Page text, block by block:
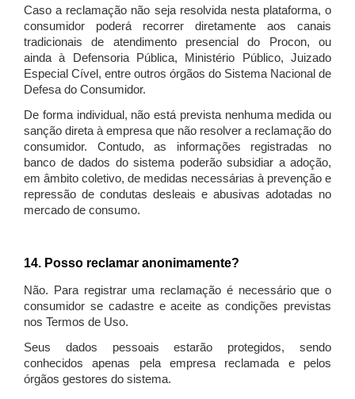
Caso a reclamação não seja resolvida nesta plataforma, o
consumidor poderá recorrer diretamente aos canais
tradicionais de atendimento presencial do Procon, ou
ainda à Defensoria Pública, Ministério Público, Juizado
Especial Cível, entre outros órgãos do Sistema Nacional de
Defesa do Consumidor.
De forma individual, não está prevista nenhuma medida ou
sanção direta à empresa que não resolver a reclamação do
consumidor. Contudo, as informações registradas no
banco de dados do sistema poderão subsidiar a adoção,
em âmbito coletivo, de medidas necessárias à prevenção e
repressão de condutas desleais e abusivas adotadas no
mercado de consumo.
14. Posso reclamar anonimamente?
Não. Para registrar uma reclamação é necessário que o
consumidor se cadastre e aceite as condições previstas
nos Termos de Uso.
Seus dados pessoais estarão protegidos, sendo
conhecidos apenas pela empresa reclamada e pelos
órgãos gestores do sistema.